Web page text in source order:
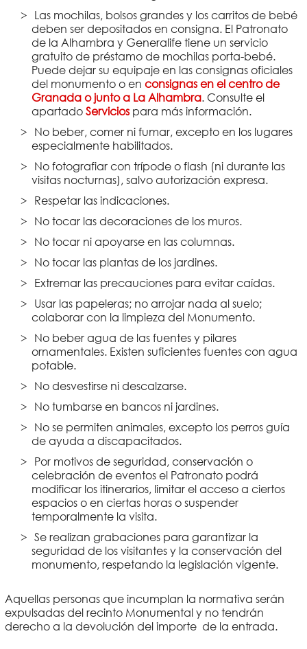
Las mochilas, bolsos grandes y los carritos de bebé
deben ser depositados en consigna. El Patronato
de la Alhambra y Generalife tiene un servicio
gratuito de préstamo de mochilas porta-bebé.
Puede dejar su equipaje en las consignas oficiales
del monumento o enconsignas en el centro de
Granada o junto a La Alhambra. Consulte el
apartadoServicios para más información.
No beber, comer ni fumar, excepto en los lugares
especialmente habilitados.
No fotografiar con trípode o flash (ni durante las
visitas nocturnas), salvo autorización expresa.
Respetar las indicaciones.
No tocar las decoraciones de los muros.
No tocar ni apoyarse en las columnas.
No tocar las plantas de los jardines.
Extremar las precauciones para evitar caídas.
Usar las papeleras; no arrojar nada al suelo;
colaborar con la limpieza del Monumento.
No beber agua de las fuentes y pilares
ornamentales. Existen suficientes fuentes con agua
potable.
No desvestirse ni descalzarse.
No tumbarse en bancos ni jardines.
No se permiten animales, excepto los perros guía
de ayuda a discapacitados.
Por motivos de seguridad, conservación o
celebración de eventos el Patronato podrá
modificar los itinerarios, limitar el acceso a ciertos
espacios o en ciertas horas o suspender
temporalmente la visita.
Se realizan grabaciones para garantizar la
seguridad de los visitantes y la conservación del
monumento, respetando la legislación vigente.
Aquellas personas que incumplan la normativa serán
expulsadas del recinto Monumental y no tendrán
derecho a la devolución del importe de la entrada.